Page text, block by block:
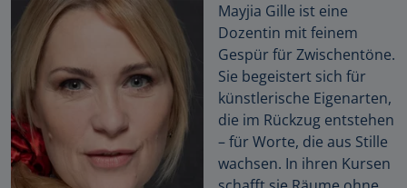
Mayjia Gille ist eine
Dozentin mit feinem
Gespür für Zwischentöne.
Sie begeistert sich für
künstlerische Eigenarten,
die im Rückzug entstehen
– für Worte, die aus Stille
wachsen. In ihren Kursen